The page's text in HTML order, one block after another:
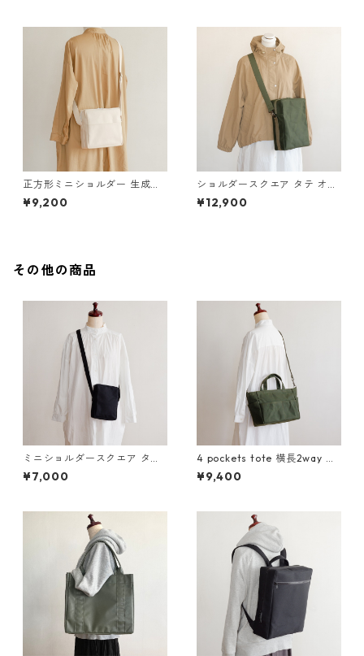
正方形ミニショルダー 生成り
/ 4号帆布
¥9,200
ショルダースクエア タテ オリ
ーブドラブ / 6号帆布
¥12,900
その他の商品
ミニショルダースクエア タテ
黒 / 8号帆布
¥7,000
4 pockets tote 横長2way オ
リーブドラブ / 10号帆布
¥9,400